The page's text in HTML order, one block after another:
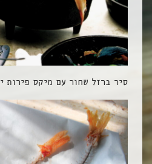
סיר ברזל שחור עם מיקס פירות